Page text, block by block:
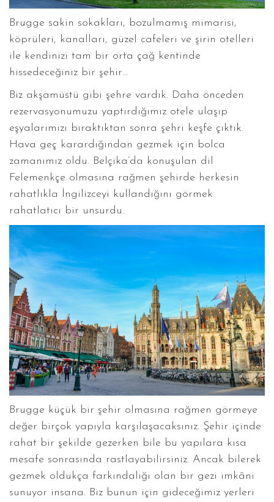
Brugge sakin sokakları, bozulmamış mimarisi,
köprüleri, kanalları, güzel cafeleri ve şirin otelleri
ile kendinizi tam bir orta çağ kentinde
hissedeceğiniz bir şehir…
Biz akşamüstü gibi şehre vardık. Daha önceden
rezervasyonumuzu yaptırdığımız otele ulaşıp
eşyalarımızı bıraktıktan sonra şehri keşfe çıktık.
Hava geç karardığından gezmek için bolca
zamanımız oldu. Belçika’da konuşulan dil
Felemenkçe olmasına rağmen şehirde herkesin
rahatlıkla İngilizceyi kullandığını görmek
rahatlatıcı bir unsurdu.
Brugge küçük bir şehir olmasına rağmen görmeye
değer birçok yapıyla karşılaşacaksınız. Şehir içinde
rahat bir şekilde gezerken bile bu yapılara kısa
mesafe sonrasında rastlayabilirsiniz. Ancak bilerek
gezmek oldukça farkındalığı olan bir gezi imkânı
sunuyor insana. Biz bunun için gideceğimiz yerleri